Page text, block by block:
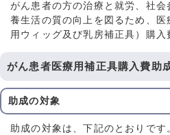
がん患者の方の治療と就労、社
養生活の質の向上を図るため、
用ウィッグ及び乳房補正具）購入
がん患者医療用補正具購入費助
助成の対象
助成の対象は、下記のとおりです